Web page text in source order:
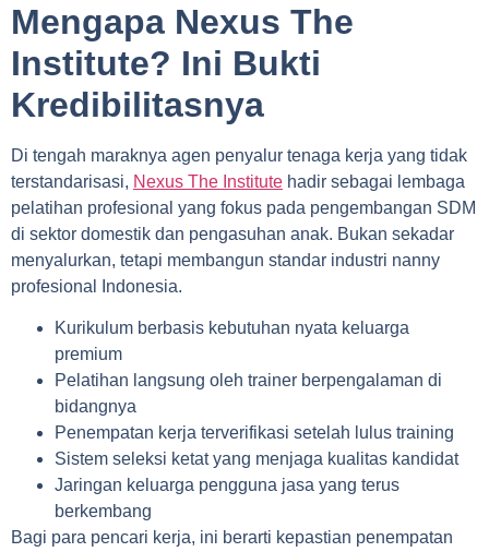
Mengapa Nexus The
Institute? Ini Bukti
Kredibilitasnya
Di tengah maraknya agen penyalur tenaga kerja yang tidak
terstandarisasi, Nexus The Institute hadir sebagai lembaga
pelatihan profesional yang fokus pada pengembangan SDM
di sektor domestik dan pengasuhan anak. Bukan sekadar
menyalurkan, tetapi membangun standar industri nanny
profesional Indonesia.
Kurikulum berbasis kebutuhan nyata keluarga
premium
Pelatihan langsung oleh trainer berpengalaman di
bidangnya
Penempatan kerja terverifikasi setelah lulus training
Sistem seleksi ketat yang menjaga kualitas kandidat
Jaringan keluarga pengguna jasa yang terus
berkembang
Bagi para pencari kerja, ini berarti kepastian penempatan